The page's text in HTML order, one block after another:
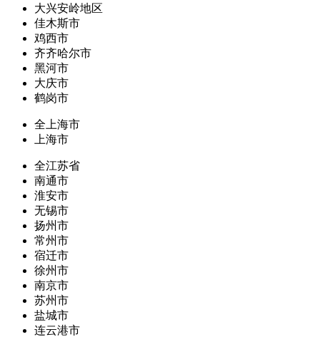
大兴安岭地区
佳木斯市
鸡西市
齐齐哈尔市
黑河市
大庆市
鹤岗市
全上海市
上海市
全江苏省
南通市
淮安市
无锡市
扬州市
常州市
宿迁市
徐州市
南京市
苏州市
盐城市
连云港市